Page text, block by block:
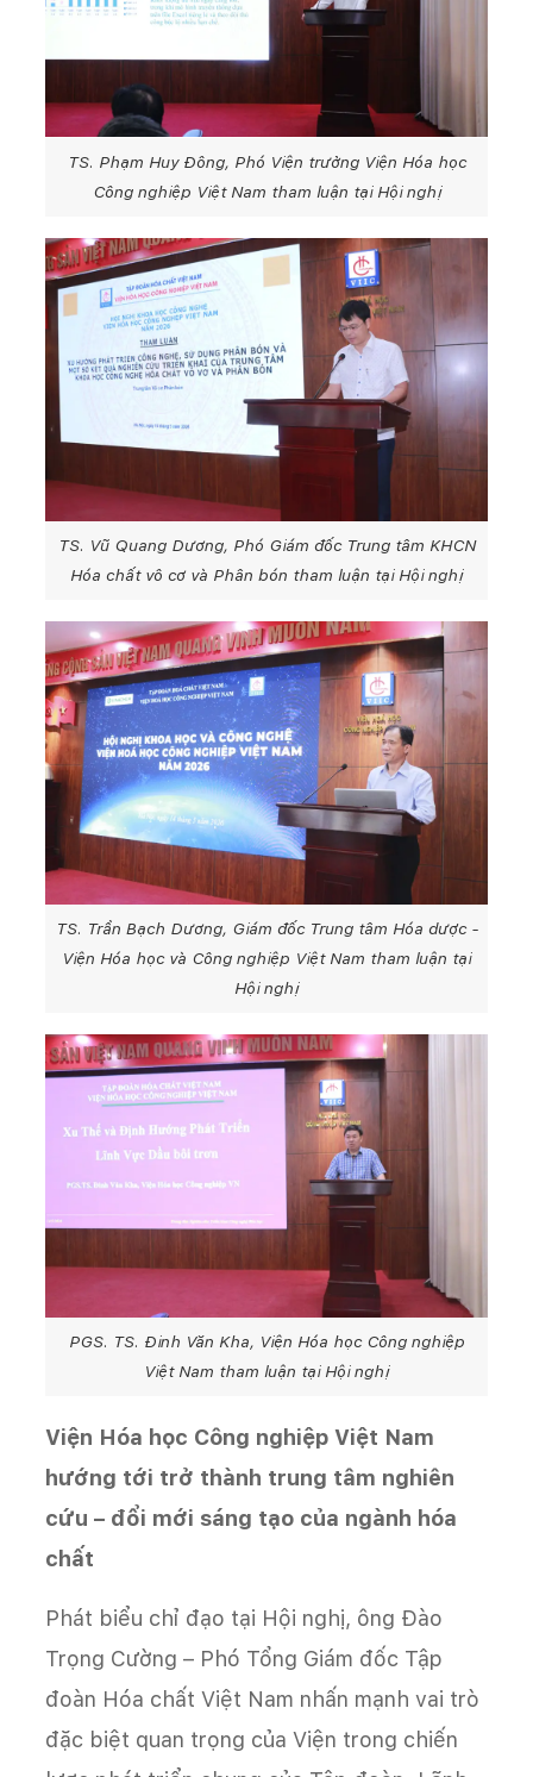
TS. Phạm Huy Đông, Phó Viện trưởng Viện Hóa học
Công nghiệp Việt Nam tham luận tại Hội nghị
TS. Vũ Quang Dương, Phó Giám đốc Trung tâm KHCN
Hóa chất vô cơ và Phân bón tham luận tại Hội nghị
TS. Trần Bạch Dương, Giám đốc Trung tâm Hóa dược -
Viện Hóa học và Công nghiệp Việt Nam tham luận tại
Hội nghị
PGS. TS. Đinh Văn Kha, Viện Hóa học Công nghiệp
Việt Nam tham luận tại Hội nghị
Viện Hóa học Công nghiệp Việt Nam
hướng tới trở thành trung tâm nghiên
cứu – đổi mới sáng tạo của ngành hóa
chất
Phát biểu chỉ đạo tại Hội nghị, ông Đào
Trọng Cường – Phó Tổng Giám đốc Tập
đoàn Hóa chất Việt Nam nhấn mạnh vai trò
đặc biệt quan trọng của Viện trong chiến